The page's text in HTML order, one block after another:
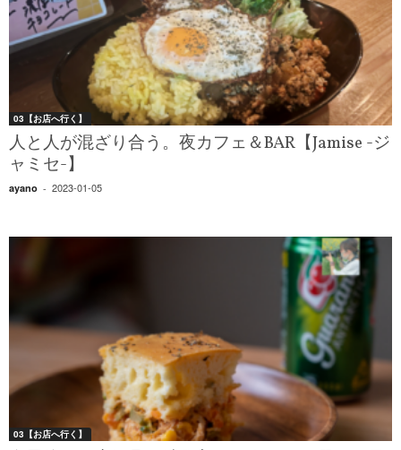
03【お店へ行く】
人と人が混ざり合う。夜カフェ＆BAR【Jamise -ジ
ャミセ-】
ayano - 2023-01-05
03【お店へ行く】